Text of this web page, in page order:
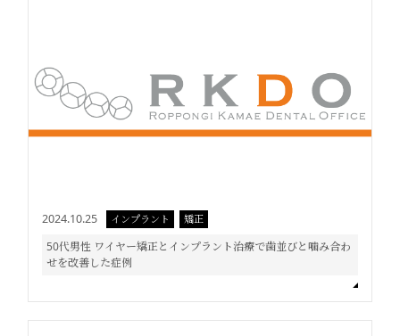
2024.10.25 インプラント 矯正
50代男性 ワイヤー矯正とインプラント治療で歯並びと噛み合わ
せを改善した症例